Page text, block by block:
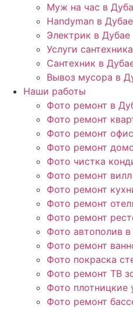
Муж на час в
Handyman в Дубае
Электрик в Дубае
Услуги
Сантехник в
Вывоз мусора в
Наши работы
Фото ремонт в
Фото ремонт
Фото ремонт
Фото ремонт
Фото чистка
Фото ремонт
Фото ремонт
Фото ремонт
Фото ремонт
Фото автополив
Фото ремонт
Фото покраска
Фото ремонт ТВ
Фото плотницкие
Фото ремонт